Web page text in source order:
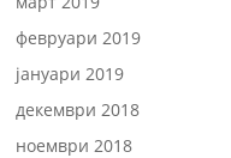
февруари 2019
јануари 2019
декември 2018
ноември 2018